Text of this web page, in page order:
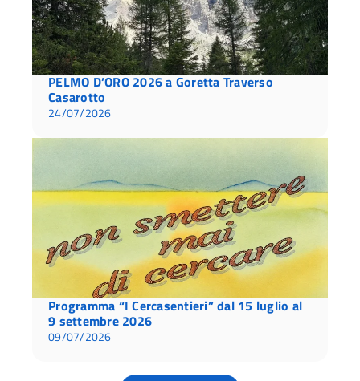
PELMO D’ORO 2026 a Goretta Traverso
Casarotto
24/07/2026
Programma “I Cercasentieri” dal 15 luglio al
9 settembre 2026
09/07/2026